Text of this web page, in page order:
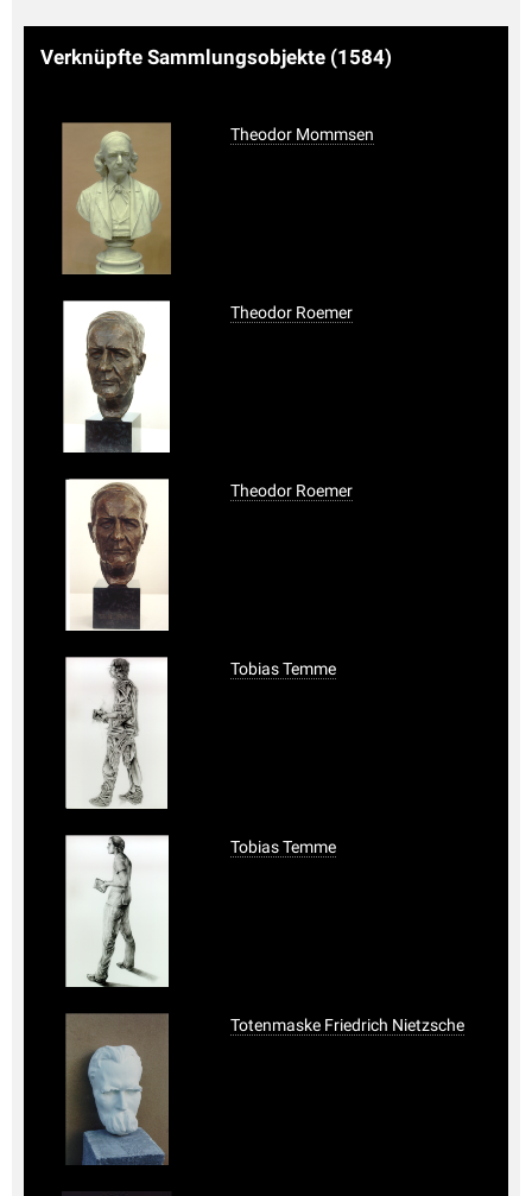
Verknüpfte Sammlungsobjekte (1584)
Theodor Mommsen
Theodor Roemer
Theodor Roemer
Tobias Temme
Tobias Temme
Totenmaske Friedrich Nietzsche